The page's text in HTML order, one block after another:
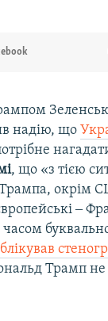
надію, що
, що «з тією
окрім
‒
буквально
Трамп не